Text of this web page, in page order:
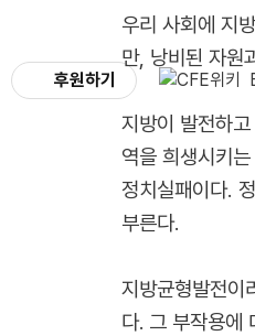
후원하기
우리 사회에 지
만, 낭비된 자원
지방이 발전하
역을 희생시키
정치실패이다.
부른다.
지방균형발전
다. 그 부작용에